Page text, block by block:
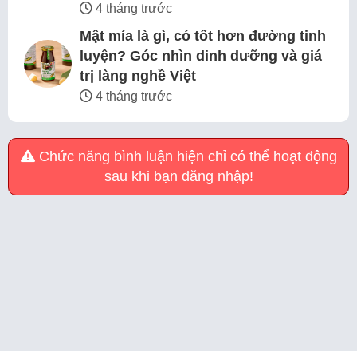
4 tháng trước
Mật mía là gì, có tốt hơn đường tinh
luyện? Góc nhìn dinh dưỡng và giá
trị làng nghề Việt
4 tháng trước
Chức năng bình luận hiện chỉ có thể hoạt động
sau khi bạn đăng nhập!